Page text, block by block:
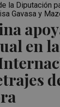
en
la Diputación
Gavasa y